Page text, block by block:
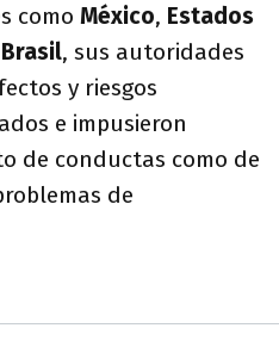
como México, Estados
Brasil, sus autoridades
y riesgos
e impusieron
de conductas como de
de